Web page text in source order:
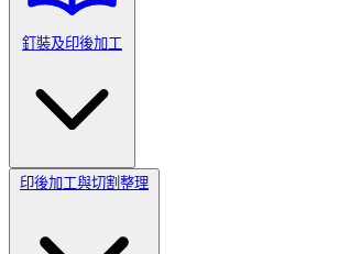
釘裝及印後加工
印後加工與切割整理